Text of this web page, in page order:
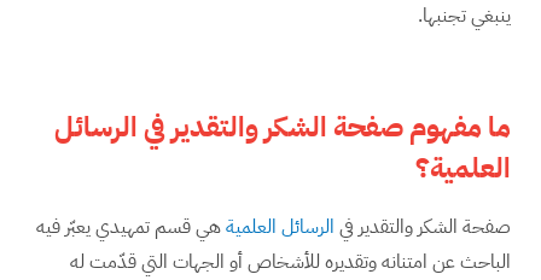
ينبغي تجنبها.
ما مفهوم صفحة الشكر والتقدير في الرسائل
العلمية؟
صفحة الشكر والتقدير في الرسائل العلميةهي قسم تمهيدي يعبّر فيه
الباحث عن امتنانه وتقديره للأشخاص أو الجهات التي قدّمت له